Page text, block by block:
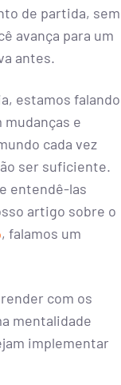
de partida, sem
avança para um
antes.
estamos falando
e
cada vez
ser suficiente.
entendê-las
artigo sobre o
, falamos um
com os
mentalidade
implementar